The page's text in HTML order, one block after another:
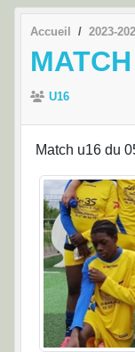
Accueil 2023-
U16
Match u16 du